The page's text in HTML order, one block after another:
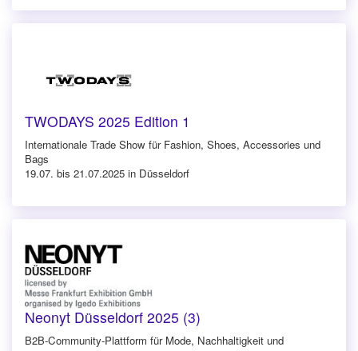
TWODAYS 2025 Edition 1
Internationale Trade Show für Fashion, Shoes, Accessories und
Bags
19.07. bis 21.07.2025 in Düsseldorf
Neonyt Düsseldorf 2025 (3)
B2B-Community-Plattform für Mode, Nachhaltigkeit und